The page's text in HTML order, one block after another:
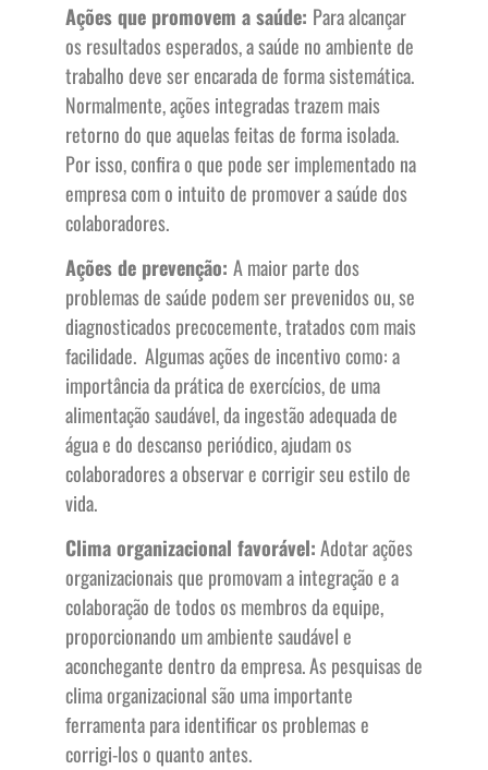
Ações que promovem a saúde: Para alcançar
os resultados esperados, a saúde no ambiente de
trabalho deve ser encarada de forma sistemática.
Normalmente, ações integradas trazem mais
retorno do que aquelas feitas de forma isolada.
Por isso, confira o que pode ser implementado na
empresa com o intuito de promover a saúde dos
colaboradores.
Ações de prevenção: A maior parte dos
problemas de saúde podem ser prevenidos ou, se
diagnosticados precocemente, tratados com mais
facilidade. Algumas ações de incentivo como: a
importância da prática de exercícios, de uma
alimentação saudável, da ingestão adequada de
água e do descanso periódico, ajudam os
colaboradores a observar e corrigir seu estilo de
vida.
Clima organizacional favorável:Adotar ações
organizacionais que promovam a integração e a
colaboração de todos os membros da equipe,
proporcionando um ambiente saudável e
aconchegante dentro da empresa. As pesquisas de
clima organizacional são uma importante
ferramenta para identificar os problemas e
corrigi-los o quanto antes.